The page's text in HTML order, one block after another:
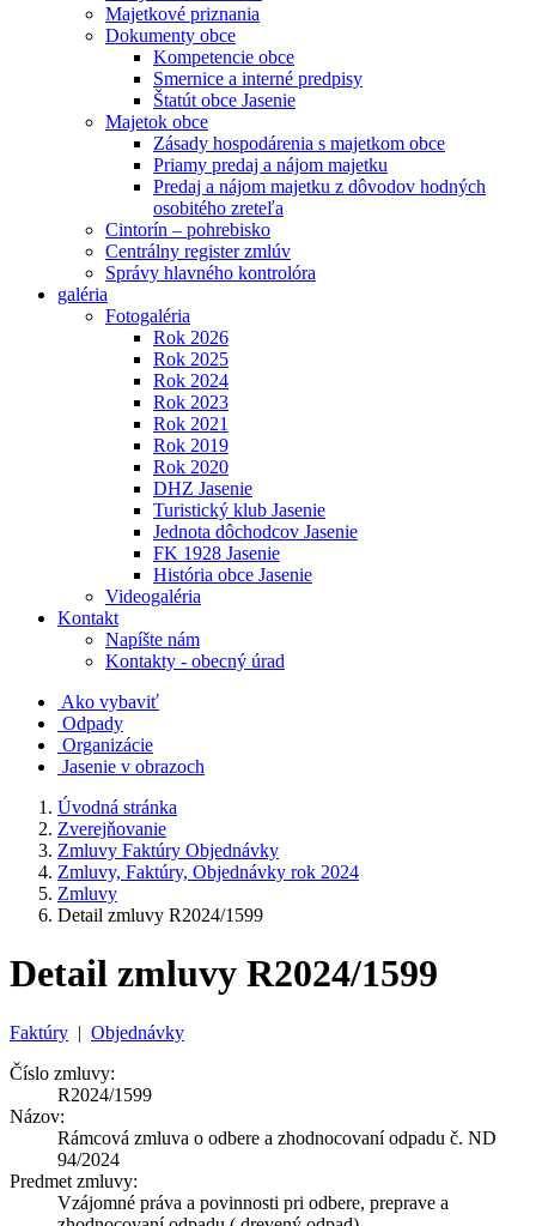
Majetkové priznania
Dokumenty obce
Kompetencie obce
Smernice a interné predpisy
Štatút obce Jasenie
Majetok obce
Zásady hospodárenia s majetkom obce
Priamy predaj a nájom majetku
Predaj a nájom majetku z dôvodov hodných
osobitého zreteľa
Cintorín – pohrebisko
Centrálny register zmlúv
Správy hlavného kontrolóra
galéria
Fotogaléria
Rok 2026
Rok 2025
Rok 2024
Rok 2023
Rok 2021
Rok 2019
Rok 2020
DHZ Jasenie
Turistický klub Jasenie
Jednota dôchodcov Jasenie
FK 1928 Jasenie
História obce Jasenie
Videogaléria
Kontakt
Napíšte nám
Kontakty - obecný úrad
Ako vybaviť
Odpady
Organizácie
Jasenie v obrazoch
Úvodná stránka
Zverejňovanie
Zmluvy Faktúry Objednávky
Zmluvy, Faktúry, Objednávky rok 2024
Zmluvy
Detail zmluvy R2024/1599
Detail zmluvy R2024/1599
Faktúry | Objednávky
Číslo zmluvy:
R2024/1599
Názov:
Rámcová zmluva o odbere a zhodnocovaní odpadu č. ND
94/2024
Predmet zmluvy:
Vzájomné práva a povinnosti pri odbere, preprave a